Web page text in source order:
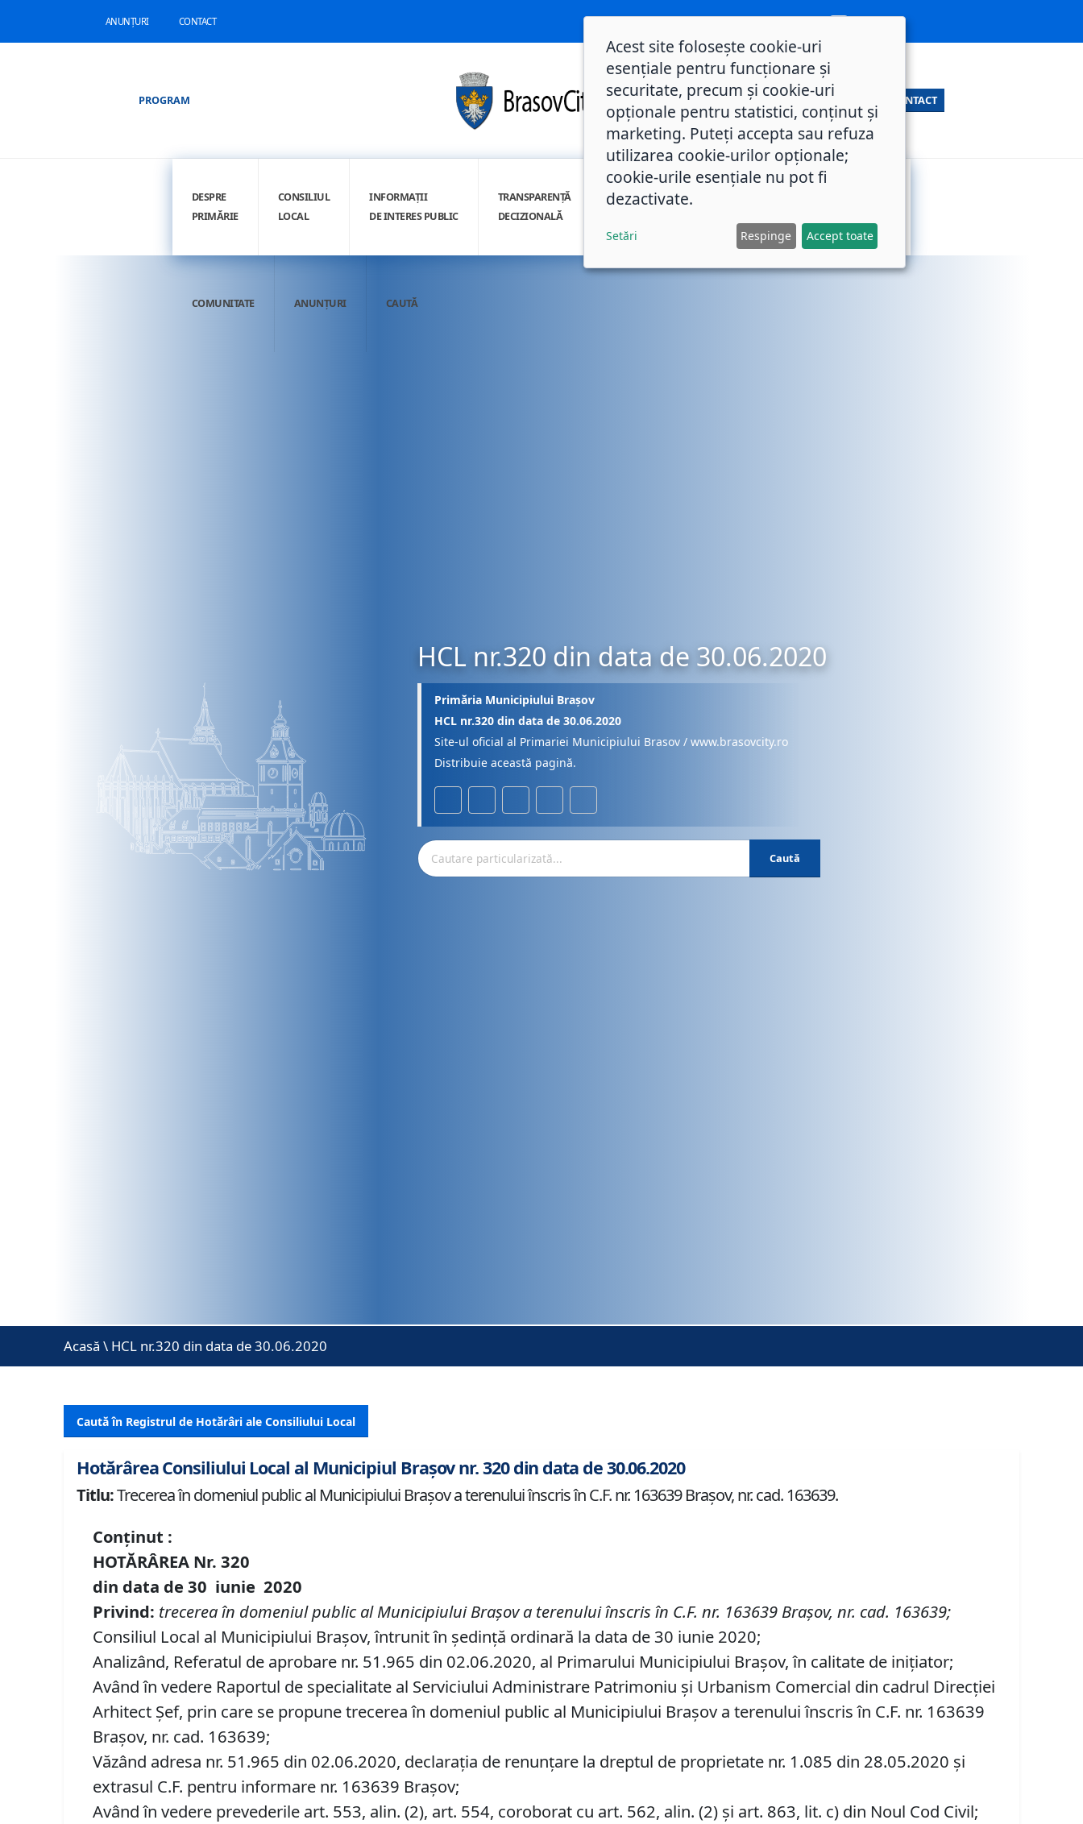
ANUNȚURI CONTACT
PROGRAM CONTACT
DESPRE
PRIMĂRIE
CONSILIUL
LOCAL
INFORMAȚII
DE INTERES PUBLIC
TRANSPARENȚĂ
DECIZIONALĂ
INTEGRITATE
COMUNITATE ANUNȚURI CAUTĂ
HCL nr.320 din data de 30.06.2020
Primăria Municipiului Brașov
HCL nr.320 din data de 30.06.2020
Site-ul oficial al Primariei Municipiului Brasov / www.brasovcity.ro
Distribuie această pagină.
Caută
Acasă \ HCL nr.320 din data de 30.06.2020
Caută în Registrul de Hotărâri ale Consiliului Local
Hotărârea Consiliului Local al Municipiul Brașov nr. 320 din data de 30.06.2020
Titlu:Trecerea în domeniul public al Municipiului Braşov a terenului înscris în C.F. nr. 163639 Brașov, nr. cad. 163639.
Conținut :
HOTĂRÂREA Nr.320
din data de30 iunie2020
Privind: trecerea în domeniul public al Municipiului Braşov a terenului înscris în C.F. nr. 163639 Brașov,nr. cad. 163639;
Consiliul Local al Municipiului Brașov, întrunit în ședință ordinară la data de 30 iunie 2020;
Analizând, Referatul de aprobare nr. 51.965 din 02.06.2020, al Primarului Municipiului Brașov, în calitate de inițiator;
Având în vedere Raportul de specialitate al Serviciului Administrare Patrimoniu şi Urbanism Comercial din cadrul Direcției
Arhitect Șef, prin care se propune trecerea în domeniul public al Municipiului Braşov a terenului înscris în C.F. nr. 163639
Brașov, nr. cad. 163639;
Văzând adresa nr. 51.965 din 02.06.2020, declarația de renunțare la dreptul de proprietate nr. 1.085 din 28.05.2020 și
extrasul C.F. pentru informare nr. 163639 Brașov;
Având în vedere prevederile art. 553, alin. (2), art. 554, coroborat cu art. 562, alin. (2) și art. 863, lit. c) din Noul Cod Civil;
Acest site folosește cookie-uri
esențiale pentru funcționare și
securitate, precum și cookie-uri
opționale pentru statistici, conținut și
marketing. Puteți accepta sau refuza
utilizarea cookie-urilor opționale;
cookie-urile esențiale nu pot fi
dezactivate.
Setări Respinge Accept toate